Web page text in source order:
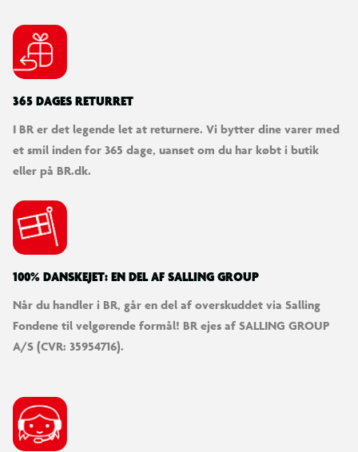
365 DAGES RETURRET
I BR er det legende let at returnere. Vi bytter dine varer med
et smil inden for 365 dage, uanset om du har købt i butik
eller på BR.dk.
100% DANSKEJET: EN DEL AF SALLING GROUP
Når du handler i BR, går en del af overskuddet via Salling
Fondene til velgørende formål! BR ejes af SALLING GROUP
A/S (CVR: 35954716).